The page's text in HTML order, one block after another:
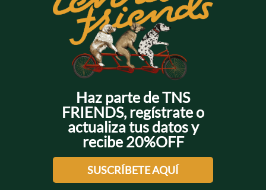
Haz parte de TNS
FRIENDS, regístrate o
actualiza tus datos y
recibe 20%OFF
SUSCRÍBETE AQUÍ